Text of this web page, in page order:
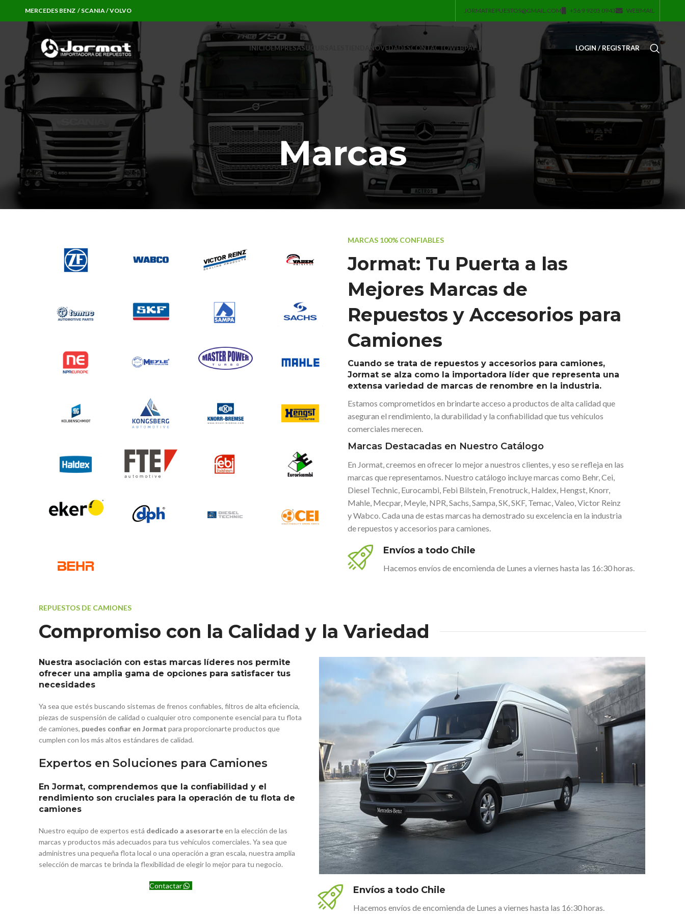
MERCEDES BENZ / SCANIA / VOLVO JORMATREPUESTOS@GMAIL.COM +56 9 9205 0943 WEBMAIL
INICIOEMPRESASUCURSALES NOVEDADESCONTACTOWEBPAY LOGIN / REGISTRAR
Marcas
MARCAS 100% CONFIABLES
Jormat: Tu Puerta a las
Mejores Marcas de
Repuestos y Accesorios para
Camiones
Cuando se trata de repuestos y accesorios para camiones,
Jormat se alza como la importadora líder que representa una
extensa variedad de marcas de renombre en la industria.
Estamos comprometidos en brindarte acceso a productos de alta calidad que
aseguran el rendimiento, la durabilidad y la confiabilidad que tus vehículos
comerciales merecen.
Marcas Destacadas en Nuestro Catálogo
En Jormat, creemos en ofrecer lo mejor a nuestros clientes, y eso se refleja en las
marcas que representamos. Nuestro catálogo incluye marcas como Behr, Cei,
Diesel Technic, Eurocambi, Febi Bilstein, Frenotruck, Haldex, Hengst, Knorr,
Mahle, Mecpar, Meyle, NPR, Sachs, Sampa, SK, SKF, Temac, Valeo, Victor Reinz
y Wabco. Cada una de estas marcas ha demostrado su excelencia en la industria
de repuestos y accesorios para camiones.
Envíos a todo Chile
Hacemos envíos de encomienda de Lunes a viernes hasta las 16:30 horas.
REPUESTOS DE CAMIONES
Compromiso con la Calidad y la Variedad
Nuestra asociación con estas marcas líderes nos permite
ofrecer una amplia gama de opciones para satisfacer tus
necesidades
Ya sea que estés buscando sistemas de frenos confiables, filtros de alta eficiencia,
piezas de suspensión de calidad o cualquier otro componente esencial para tu flota
de camiones, puedes confiar en Jormat para proporcionarte productos que
cumplen con los más altos estándares de calidad.
Expertos en Soluciones para Camiones
En Jormat, comprendemos que la confiabilidad y el
rendimiento son cruciales para la operación de tu flota de
camiones
Nuestro equipo de expertos está dedicado a asesorarteen la elección de las
marcas y productos más adecuados para tus vehículos comerciales. Ya sea que
administres una pequeña flota local o una operación a gran escala, nuestra amplia
selección de marcas te brinda la flexibilidad de elegir lo mejor para tu negocio.
Contactar Envíos a todo Chile
Hacemos envíos de encomienda de Lunes a viernes hasta las 16:30 horas.